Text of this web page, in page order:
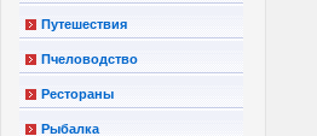
Путешествия
Пчеловодство
Рестораны
Рыбалка